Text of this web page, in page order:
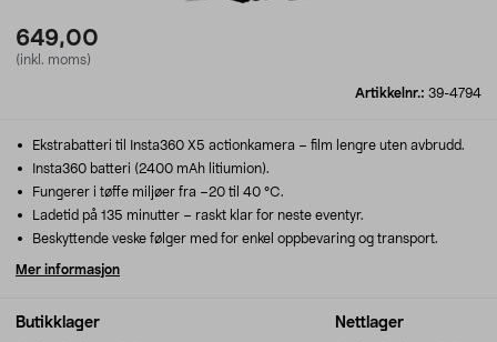
649,00
(inkl. moms)
Artikkelnr.: 39-4794
Butikklager Nettlager
Ekstrabatteri til Insta360 X5 actionkamera – film lengre uten avbrudd.
Insta360 batteri (2400 mAh litiumion).
Fungerer i tøffe miljøer fra –20 til 40 °C.
Ladetid på 135 minutter – raskt klar for neste eventyr.
Beskyttende veske følger med for enkel oppbevaring og transport.
Mer informasjon